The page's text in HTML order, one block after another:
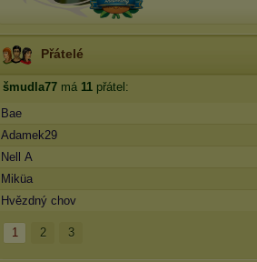
Přátelé
šmudla77 má 11 přátel:
Bae
Adamek29
Nell A
Miküa
Hvězdný chov
1 2 3